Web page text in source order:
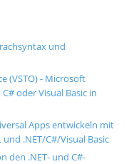
und
(VSTO) - Microsoft
oder Visual Basic in
Apps entwickeln mit
.NET/C#/Visual Basic
den .NET- und C#-